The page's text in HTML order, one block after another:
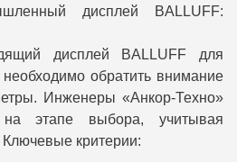
дисплей BALLUFF:
дисплей BALLUFF для
обратить внимание
Инженеры «Анкор-Техно»
этапе выбора, учитывая
Ключевые критерии: